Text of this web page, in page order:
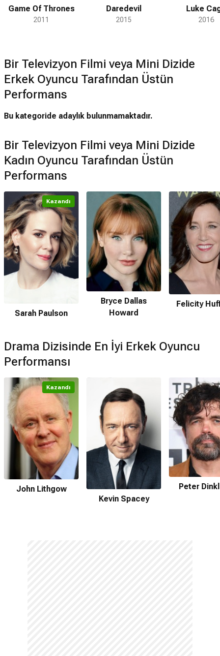
Game Of Thrones
2011
Daredevil
2015
Luke
2016
Bir Televizyon Filmi veya Mini Dizide
Erkek Oyuncu Tarafından Üstün
Performans
Bu kategoride adaylık bulunmamaktadır.
Bir Televizyon Filmi veya Mini Dizide
Kadın Oyuncu Tarafından Üstün
Performans
Kazandı
Sarah Paulson
Bryce Dallas
Howard
Felicity
Drama Dizisinde En İyi Erkek Oyuncu
Performansı
Kazandı
John Lithgow
Kevin Spacey
Peter